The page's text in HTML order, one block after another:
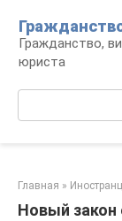
контенту
Гражданство,
юриста
Главная »
Новый закон